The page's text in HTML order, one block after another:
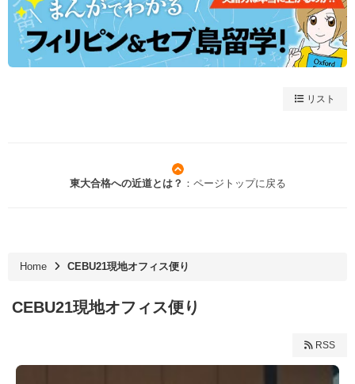
リスト
東大合格への近道とは？ ：ページトップに戻る
Home CEBU21現地オフィス便り
CEBU21現地オフィス便り
RSS